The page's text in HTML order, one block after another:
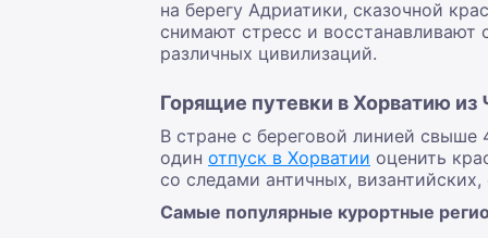
на берегу Адриатики, сказочной
снимают стресс и
различных цивилизаций.
Горящие путевки в Хорватию
В стране с береговой линией
один отпуск в Хорватии оценить
со следами античных,
Самые популярные курортные